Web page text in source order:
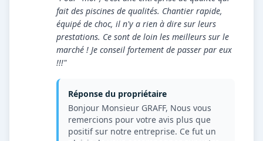
fait des piscines de qualités. Chantier rapide,
équipé de choc, il n'y a rien à dire sur leurs
prestations. Ce sont de loin les meilleurs sur le
marché ! Je conseil fortement de passer par eux
!!!"
Réponse du propriétaire
Bonjour Monsieur GRAFF, Nous vous
remercions pour votre avis plus que
positif sur notre entreprise. Ce fut un